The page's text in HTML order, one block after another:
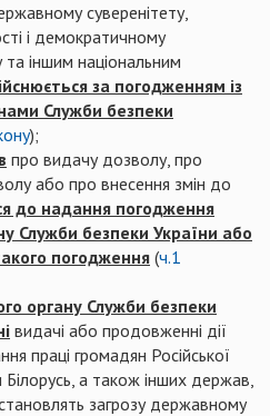
суверенітету,
і демократичному
іншим національним
за погодженням із
Служби безпеки
);
про видачу дозволу, про
або про внесення змін до
до надання погодження
Служби безпеки України або
погодження (ч.1
органу Служби безпеки
видачі або продовженні дії
праці громадян Російської
Білорусь, а також інших держав,
загрозу державному